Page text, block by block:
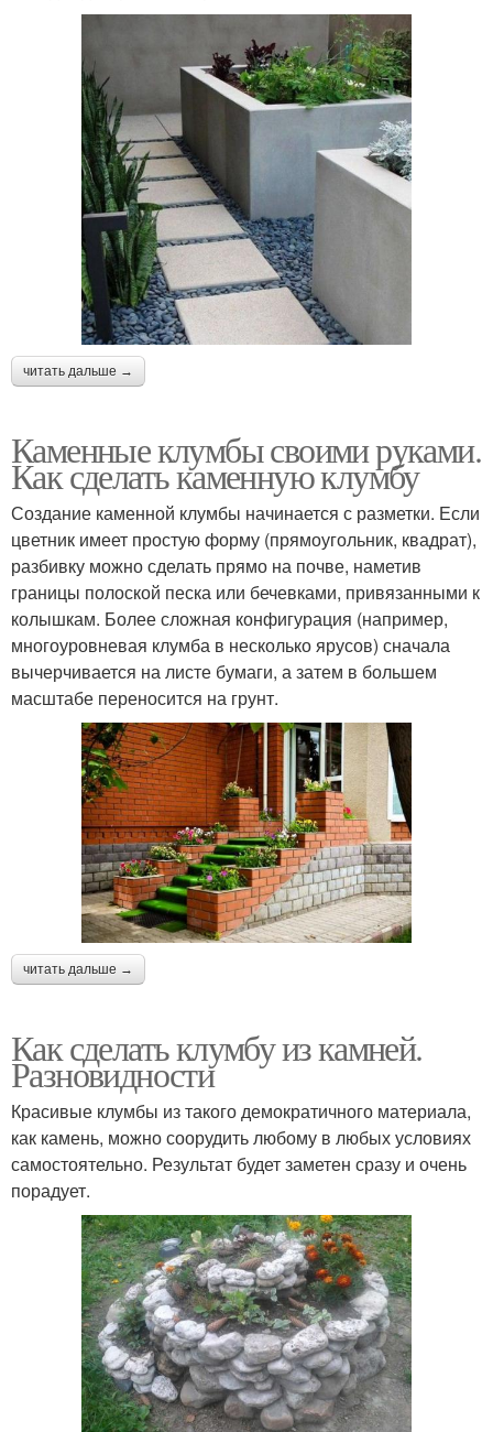
читать дальше →
Каменные клумбы своими руками.
Как сделать каменную клумбу
Создание каменной клумбы начинается с разметки. Если
цветник имеет простую форму (прямоугольник, квадрат),
разбивку можно сделать прямо на почве, наметив
границы полоской песка или бечевками, привязанными к
колышкам. Более сложная конфигурация (например,
многоуровневая клумба в несколько ярусов) сначала
вычерчивается на листе бумаги, а затем в большем
масштабе переносится на грунт.
читать дальше →
Как сделать клумбу из камней.
Разновидности
Красивые клумбы из такого демократичного материала,
как камень, можно соорудить любому в любых условиях
самостоятельно. Результат будет заметен сразу и очень
порадует.